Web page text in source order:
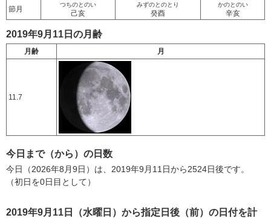
節月
つちのとのい
己亥
みずのとのとり
癸酉
かのとのい
辛亥
2019年9月11日の月齢
月齢 月
11.7
今日まで（から）の日数
今日（2026年8月9日）は、2019年9月11日から2524日後です。
（初日を0日目として）
2019年9月11日（水曜日）から指定日後（前）の日付を計